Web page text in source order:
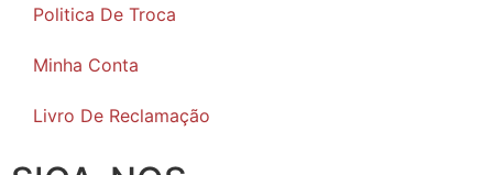
Politica De Troca
Minha Conta
Livro De Reclamação